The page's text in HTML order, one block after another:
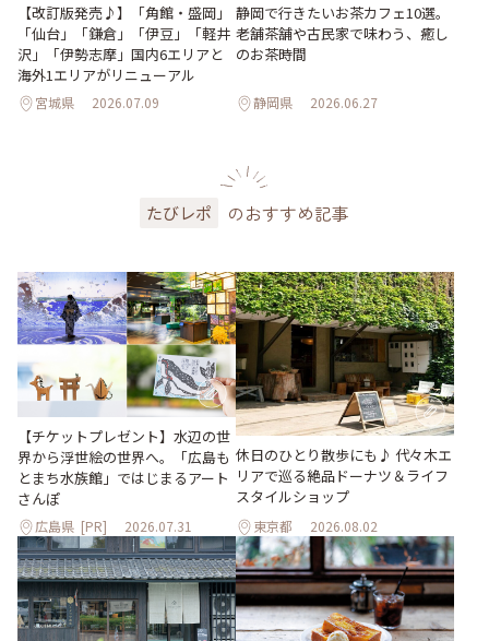
【改訂版発売♪】「角館・盛岡」
「仙台」「鎌倉」「伊豆」「軽井
沢」「伊勢志摩」国内6エリアと
海外1エリアがリニューアル
宮城県 2026.07.09
静岡で行きたいお茶カフェ10選。
老舗茶舗や古民家で味わう、癒し
のお茶時間
静岡県 2026.06.27
たびレポ のおすすめ記事
【チケットプレゼント】水辺の世
界から浮世絵の世界へ。「広島も
とまち水族館」ではじまるアート
さんぽ
広島県 [PR] 2026.07.31
休日のひとり散歩にも♪ 代々木エ
リアで巡る絶品ドーナツ＆ライフ
スタイルショップ
東京都 2026.08.02